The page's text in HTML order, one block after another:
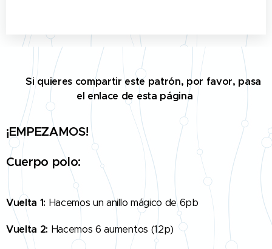
Si quieres compartir este patrón, por favor, pasa
el enlace de esta página
¡EMPEZAMOS!
Cuerpo polo:
Vuelta 1: Hacemos un anillo mágico de 6pb
Vuelta 2: Hacemos 6 aumentos (12p)